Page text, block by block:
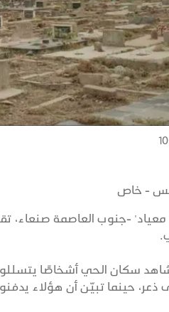
- خاص
-جنوب العاصمة صنعاء،
سكان الحي أشخاصًا
ذعر، حينما تبيّن أن هؤلاء